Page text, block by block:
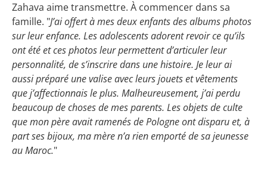
Zahava aime transmettre. À commencer dans sa
famille. "J’ai offert à mes deux enfants des albums photos
sur leur enfance. Les adolescents adorent revoir ce qu’ils
ont été et ces photos leur permettent d’articuler leur
personnalité, de s’inscrire dans une histoire. Je leur ai
aussi préparé une valise avec leurs jouets et vêtements
que j’affectionnais le plus. Malheureusement, j’ai perdu
beaucoup de choses de mes parents. Les objets de culte
que mon père avait ramenés de Pologne ont disparu et, à
part ses bijoux, ma mère n’a rien emporté de sa jeunesse
au Maroc."